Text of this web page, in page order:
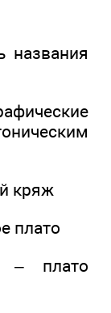
названия
кряж
плато
– плато